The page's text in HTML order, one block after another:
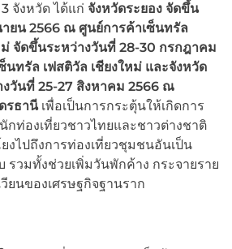
จังหวัด ได้แก่ จังหวัดระยอง จัดขึ้น
ยน 2566 ณ ศูนย์การค้าเซ็นทรัล
จัดขึ้นระหว่างวันที่ 28-30 กรกฎาคม
นทรัล เฟสติวัล เชียงใหม่ และจังหวัด
วันที่ 25-27 สิงหาคม 2566 ณ
รธานีเพื่อเป็นการกระตุ้นให้เกิดการ
กท่องเที่ยวชาวไทยและชาวต่างชาติ
งไปถึงการท่องเที่ยวชุมชนอันเป็น
รวมทั้งช่วยเพิ่มวันพักค้าง กระจายราย
ยนของเศรษฐกิจฐานราก